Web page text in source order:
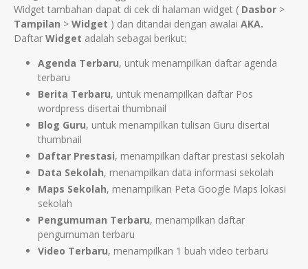
Widget tambahan dapat di cek di halaman widget ( Dasbor >
Tampilan > Widget ) dan ditandai dengan awalai AKA.
Daftar Widget adalah sebagai berikut:
Agenda Terbaru, untuk menampilkan daftar agenda
terbaru
Berita Terbaru, untuk menampilkan daftar Pos
wordpress disertai thumbnail
Blog Guru, untuk menampilkan tulisan Guru disertai
thumbnail
Daftar Prestasi, menampilkan daftar prestasi sekolah
Data Sekolah, menampilkan data informasi sekolah
Maps Sekolah, menampilkan Peta Google Maps lokasi
sekolah
Pengumuman Terbaru, menampilkan daftar
pengumuman terbaru
Video Terbaru, menampilkan 1 buah video terbaru